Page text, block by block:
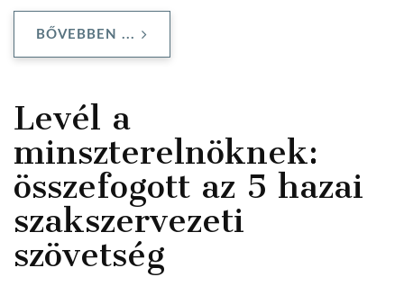
BŐVEBBEN ...
Levél a
minszterelnöknek:
összefogott az 5 hazai
szakszervezeti
szövetség